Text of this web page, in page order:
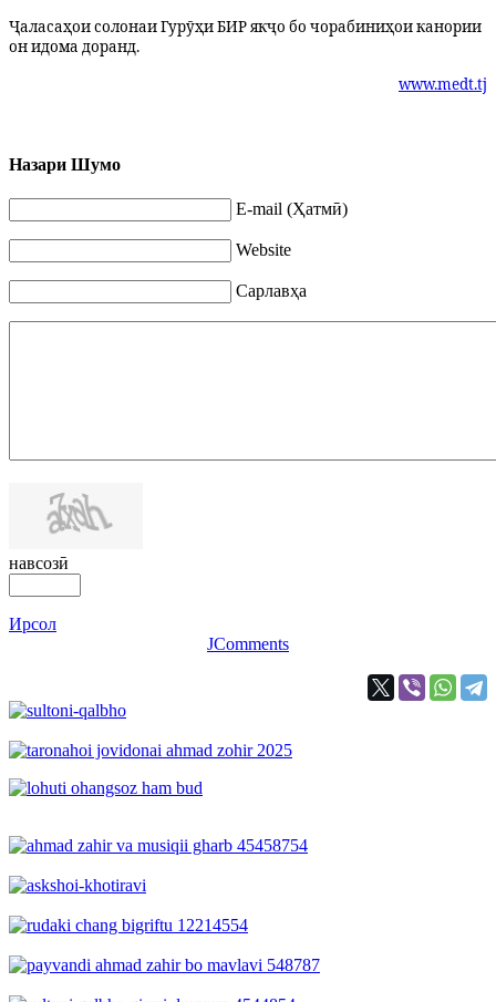
Ҷаласаҳои солонаи Гурӯҳи БИР якҷо бо чорабиниҳои канории
он идома доранд.
www.medt.tj
Назари Шумо
E-mail (Ҳатмӣ)
Website
Сарлавҳа
навсозӣ
Ирсол
JComments